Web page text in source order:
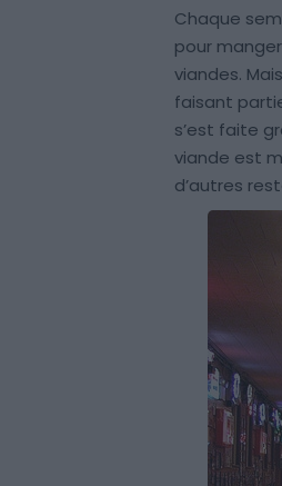
Chaque
pour
viandes.
faisant
s’est faite
viande est
d’autres